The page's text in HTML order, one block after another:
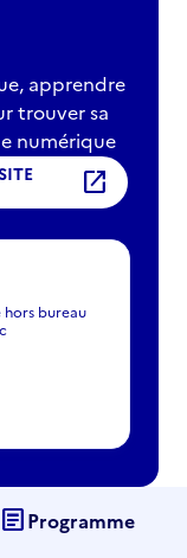
apprendre
trouver sa
numérique
open_in_new
bureau
articleProgramme